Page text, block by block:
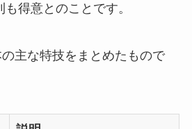
得意とのことです。
主な特技をまとめたもので